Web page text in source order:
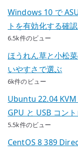
Windows 10 で
トを有効化する確
6.5k件のビュー
ほうれん草と小松
いやすさで選ぶ
6k件のビュー
Ubuntu 22.04
GPU と USB コン
5.5k件のビュー
CentOS 8 389